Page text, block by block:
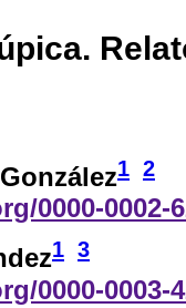
1 2
0000-0002-
1 3
0000-0003-